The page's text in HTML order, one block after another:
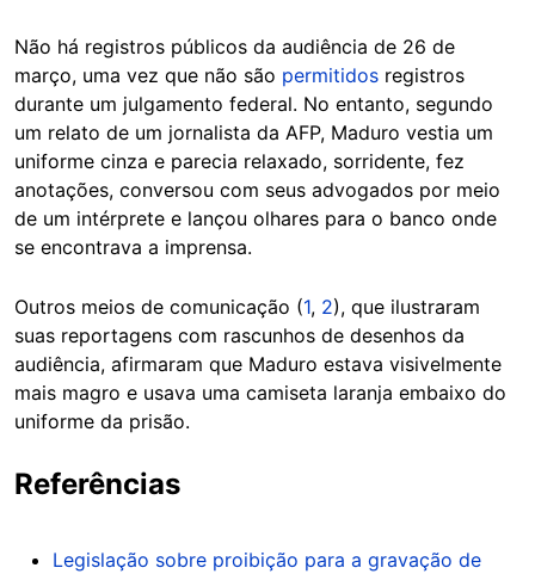
Não há registros públicos da audiência de 26 de
março, uma vez que não são permitidos registros
durante um julgamento federal. No entanto, segundo
um relato de um jornalista da AFP, Maduro vestia um
uniforme cinza e parecia relaxado, sorridente, fez
anotações, conversou com seus advogados por meio
de um intérprete e lançou olhares para o banco onde
se encontrava a imprensa.
Outros meios de comunicação (1, 2), que ilustraram
suas reportagens com rascunhos de desenhos da
audiência, afirmaram que Maduro estava visivelmente
mais magro e usava uma camiseta laranja embaixo do
uniforme da prisão.
Referências
Legislação sobre proibição para a gravação de